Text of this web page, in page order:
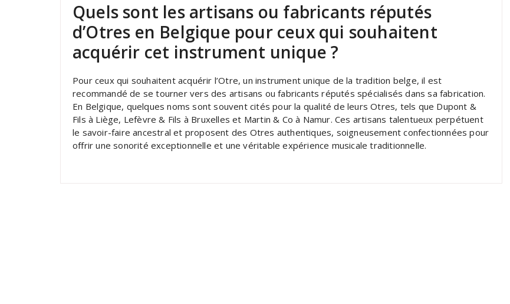
Quels sont les artisans ou fabricants réputés
d’Otres en Belgique pour ceux qui souhaitent
acquérir cet instrument unique ?
Pour ceux qui souhaitent acquérir l’Otre, un instrument unique de la tradition belge, il est
recommandé de se tourner vers des artisans ou fabricants réputés spécialisés dans sa fabrication.
En Belgique, quelques noms sont souvent cités pour la qualité de leurs Otres, tels que Dupont &
Fils à Liège, Lefèvre & Fils à Bruxelles et Martin & Co à Namur. Ces artisans talentueux perpétuent
le savoir-faire ancestral et proposent des Otres authentiques, soigneusement confectionnées pour
offrir une sonorité exceptionnelle et une véritable expérience musicale traditionnelle.